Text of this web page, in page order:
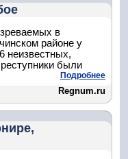
в
районе у
неизвестных,
были
Подробнее
Regnum.ru